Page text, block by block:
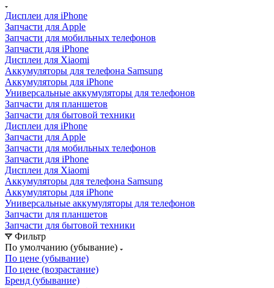
Дисплеи для iPhone
Запчасти для Apple
Запчасти для мобильных телефонов
Запчасти для iPhone
Дисплеи для Xiaomi
Аккумуляторы для телефона Samsung
Аккумуляторы для iPhone
Универсальные аккумуляторы для телефонов
Запчасти для планшетов
Запчасти для бытовой техники
Дисплеи для iPhone
Запчасти для Apple
Запчасти для мобильных телефонов
Запчасти для iPhone
Дисплеи для Xiaomi
Аккумуляторы для телефона Samsung
Аккумуляторы для iPhone
Универсальные аккумуляторы для телефонов
Запчасти для планшетов
Запчасти для бытовой техники
Фильтр
По умолчанию (убывание)
По цене (убывание)
По цене (возрастание)
Бренд (убывание)
Бренд (возрастание)